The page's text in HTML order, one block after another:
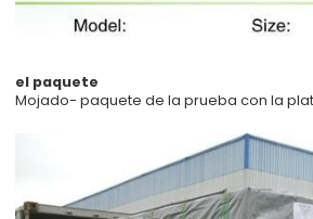
el paquete
Mojado- paquete de la prueba con la